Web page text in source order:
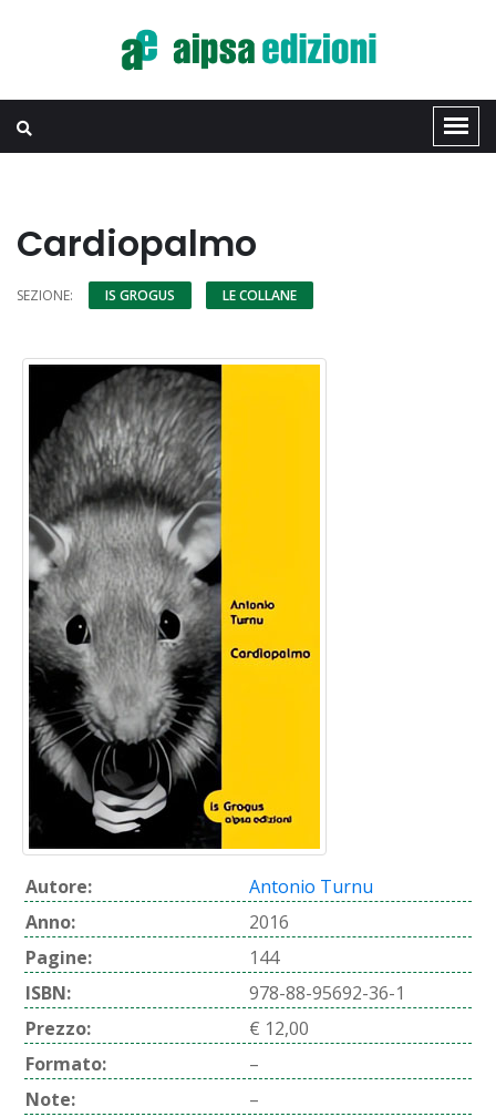
Cardiopalmo
SEZIONE: IS GROGUS LE COLLANE
Autore:
Antonio Turnu
Anno:
2016
Pagine:
144
ISBN:
978-88-95692-36-1
Prezzo:
€ 12,00
Formato:
–
Note:
–